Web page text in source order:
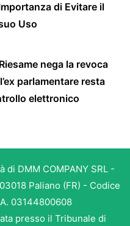
di Evitare il
Uso
nega la revoca
parlamentare resta
elettronico
DMM COMPANY SRL -
Paliano (FR) - Codice
03144800608
presso il Tribunale di